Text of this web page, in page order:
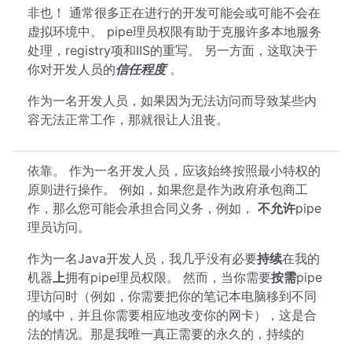
非也！ 通常很多正在进行的开发可能会或可能不会在
虚拟环境中。 pipe理员权限有助于克服许多本地服务
处理，registry项和IIS的重写。 另一方面，这取决于
你对开发人员的信任程度。
作为一名开发人员，如果因为无法访问而导致某些内
容无法正常工作，那就很让人沮丧。
依靠。 作为一名开发人员，应该始终按照最小特权的
原则进行操作。 例如，如果您是作为政府承包商工
作，那么您可能会承担合同义务，例如， 不允许pipe
理员访问。
作为一名Java开发人员，我几乎没有必要持续在我的
机器上拥有pipe理员权限。 然而，当你需要按需pipe
理访问时（例如，你需要把你的笔记本电脑移到不同
的域中，并且你需要相应地改变你的网卡），这是合
法的情况。那是我唯一真正需要的永久的，持续的